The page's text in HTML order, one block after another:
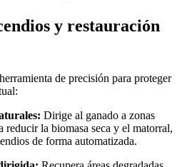
y restauración
de precisión para proteger
Dirige al ganado a zonas
reducir la biomasa seca y el matorral,
de forma automatizada.